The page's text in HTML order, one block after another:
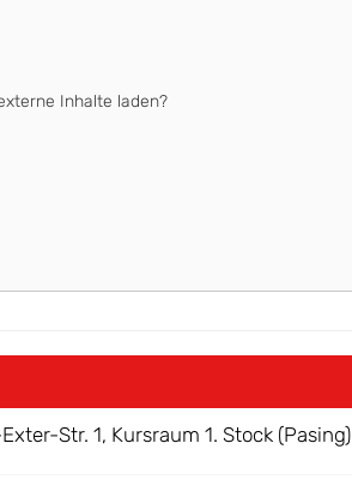
Inhalte laden?
Str. 1, Kursraum 1. Stock (Pasing)